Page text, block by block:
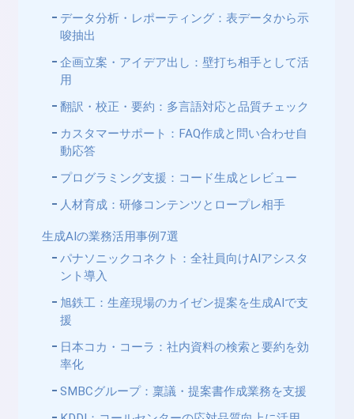
データ分析・レポーティング：表データから示
唆抽出
企画立案・アイデア出し：壁打ち相手として活
用
翻訳・校正・要約：多言語対応と品質チェック
カスタマーサポート：FAQ作成と問い合わせ自
動応答
プログラミング支援：コード生成とレビュー
人材育成：研修コンテンツとロープレ相手
生成AIの業務活用事例7選
パナソニックコネクト：全社員向けAIアシスタ
ント導入
旭鉄工：生産現場のカイゼン提案を生成AIで支
援
日本コカ・コーラ：社内資料の検索と要約を効
率化
SMBCグループ：稟議・提案書作成業務を支援